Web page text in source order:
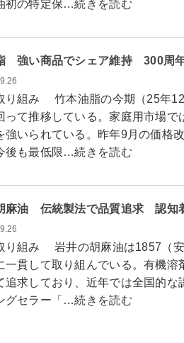
初の特定保…続きを読む
強い商品でシェア維持 300周
組み 竹本油脂の今期（25年12
って推移している。家庭用市場で
強いられている。昨年9月の価格
後も最低限…続きを読む
麻油 伝統製法で品質追求 認知
組み 岩井の胡麻油は1857（安
一貫して取り組んでいる。有機溶
追求しており、近年では全国的な
グセラー「…続きを読む